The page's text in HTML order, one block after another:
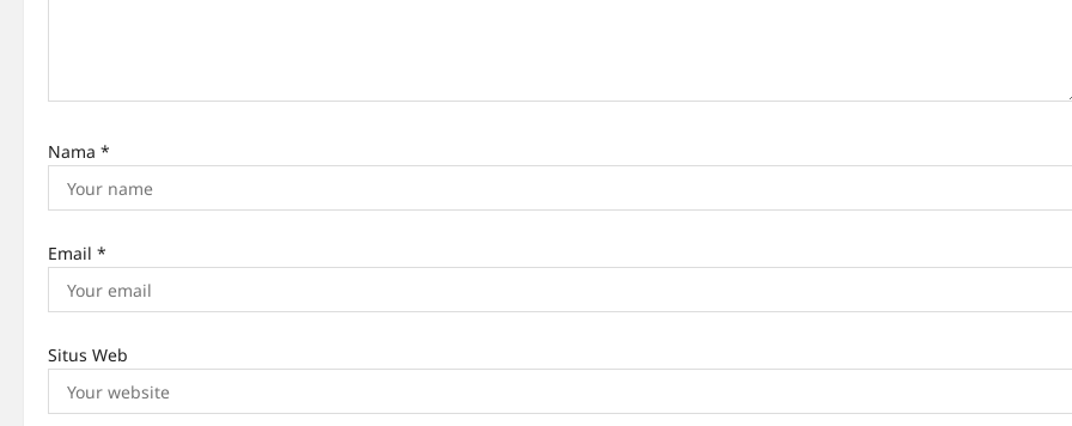
n
Nama *
Email *
Situs Web